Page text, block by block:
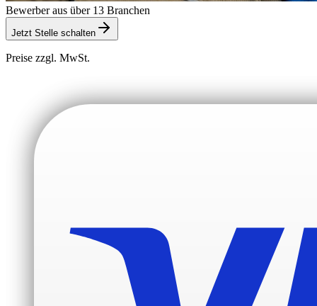
Bewerber aus über 13 Branchen
Jetzt Stelle schalten
Preise zzgl. MwSt.